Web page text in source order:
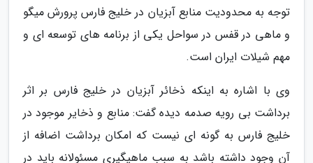
توجه به محدودیت منابع آبزیان در خلیج فارس پرورش میگو
و ماهی در قفس در سواحل یکی از برنامه های توسعه ای و
مهم شیلات ایران است.
وی با اشاره به اینکه ذخائر آبزیان در خلیج فارس بر اثر
برداشت بی رویه صدمه دیده گفت: منابع و ذخایر موجود در
خلیج فارس به گونه ای نیست که امکان برداشت اضافه از
آن وجود داشته باشد به سبب ماهیگیری مسئولانه باید در